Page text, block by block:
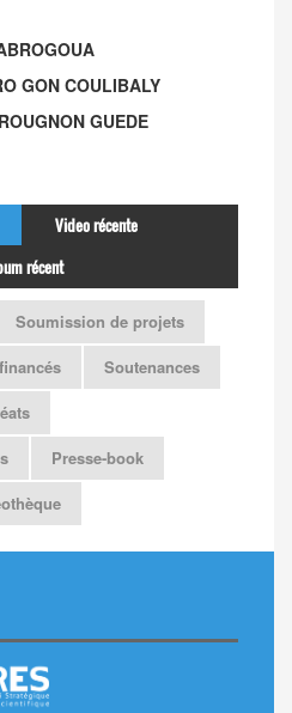
GON COULIBALY
GUEDE
Video récente
récent
Soumission de projets
Soutenances
Presse-book